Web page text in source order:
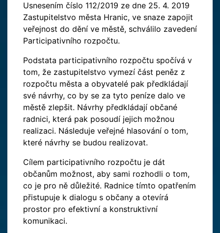
Usnesením číslo 112/2019 ze dne 25. 4. 2019
Zastupitelstvo města Hranic, ve snaze zapojit
veřejnost do dění ve městě, schválilo zavedení
Participativního rozpočtu.
Podstata participativního rozpočtu spočívá v
tom, že zastupitelstvo vymezí část peněz z
rozpočtu města a obyvatelé pak předkládají
své návrhy, co by se za tyto peníze dalo ve
městě zlepšit. Návrhy předkládají občané
radnici, která pak posoudí jejich možnou
realizaci. Následuje veřejné hlasování o tom,
které návrhy se budou realizovat.
Cílem participativního rozpočtu je dát
občanům možnost, aby sami rozhodli o tom,
co je pro ně důležité. Radnice tímto opatřením
přistupuje k dialogu s občany a otevírá
prostor pro efektivní a konstruktivní
komunikaci.